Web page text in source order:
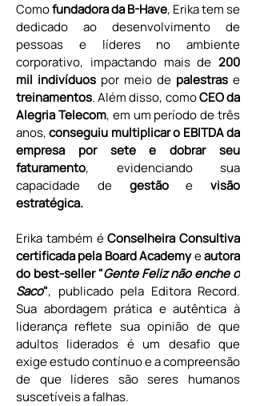
Como fundadora da B-Have, Erika tem se
dedicado ao desenvolvimento de
pessoas e líderes no ambiente
corporativo, impactando mais de 200
mil indivíduos por meio de palestras
treinamentos. Além disso, como CEO da
Alegria Telecom, em um período de três
anos, conseguiu multiplicar o EBITDA da
empresa por sete e dobrar seu
faturamento, evidenciando sua
capacidade de gestão e visão
estratégica.
Erika também é Conselheira Consultiva
certificada pela Board Academy e autora
do best-seller "Gente Feliz não enche o
Saco", publicado pela Editora Record.
Sua abordagem prática e autêntica à
liderança reflete sua opinião de que
adultos liderados é um desafio que
exige estudo contínuo e a compreensão
de que líderes são seres humanos
suscetíveis a falhas.